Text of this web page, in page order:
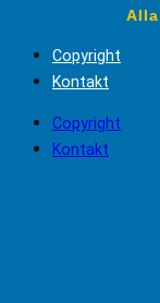
Copyright
Kontakt
Copyright
Kontakt